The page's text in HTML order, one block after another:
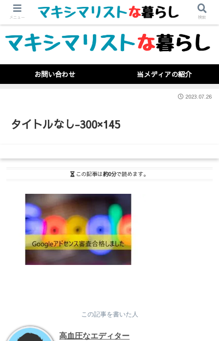
お問い合わせ 当メディアの紹介
タイトルなし-300×145
2023.07.26
この記事は約0分で読めます。
この記事を書いた人
高血圧なエディター
メニュー 検索